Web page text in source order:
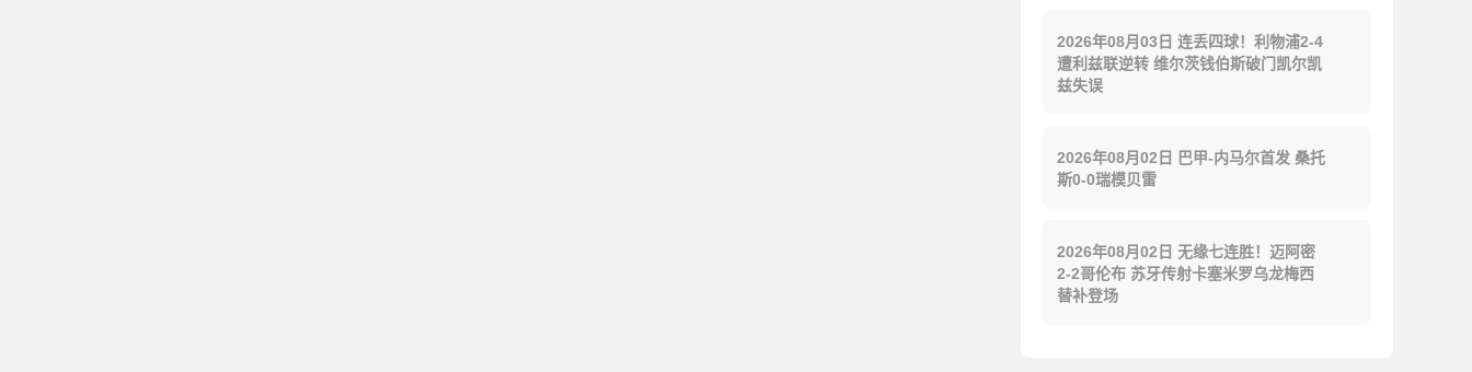
2026年08月03日 连丢四球！利物浦2-4
遭利兹联逆转 维尔茨钱伯斯破门凯尔凯
兹失误
2026年08月02日 巴甲-内马尔首发 桑托
斯0-0瑞模贝雷
2026年08月02日 无缘七连胜！迈阿密
2-2哥伦布 苏牙传射卡塞米罗乌龙梅西
替补登场